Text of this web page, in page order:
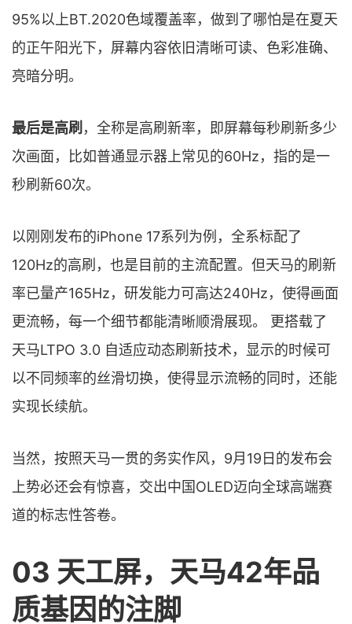
95%以上BT.2020色域覆盖率，做到了哪怕是在夏天
的正午阳光下，屏幕内容依旧清晰可读、色彩准确、
亮暗分明。
最后是高刷 ，全称是高刷新率，即屏幕每秒刷新多少
次画面，比如普通显示器上常见的60Hz，指的是一
秒刷新60次。
以刚刚发布的iPhone 17系列为例，全系标配了
120Hz的高刷，也是目前的主流配置。但天马的刷新
率已量产165Hz，研发能力可高达240Hz，使得画面
更流畅，每一个细节都能清晰顺滑展现。 更搭载了
天马LTPO 3.0 自适应动态刷新技术，显示的时候可
以不同频率的丝滑切换，使得显示流畅的同时，还能
实现长续航。
当然，按照天马一贯的务实作风，9月19日的发布会
上势必还会有惊喜，交出中国OLED迈向全球高端赛
道的标志性答卷。
03 天工屏，天马42年品
质基因的注脚